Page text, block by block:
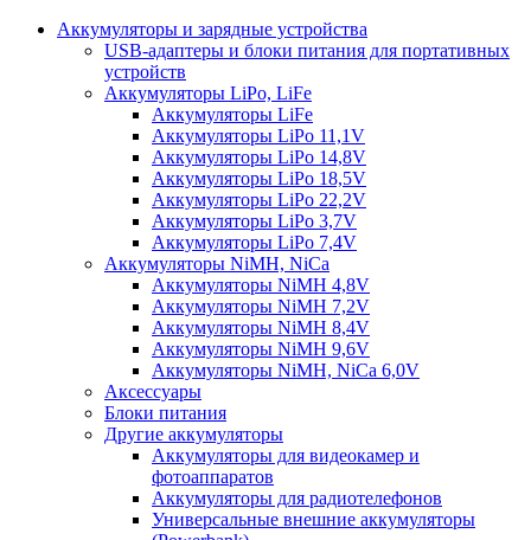
Аккумуляторы и зарядные устройства
USB-адаптеры и блоки питания для портативных
устройств
Аккумуляторы LiPo, LiFe
Аккумуляторы LiFe
Аккумуляторы LiPo 11,1V
Аккумуляторы LiPo 14,8V
Аккумуляторы LiPo 18,5V
Аккумуляторы LiPo 22,2V
Аккумуляторы LiPo 3,7V
Аккумуляторы LiPo 7,4V
Аккумуляторы NiMH, NiCa
Аккумуляторы NiMH 4,8V
Аккумуляторы NiMH 7,2V
Аккумуляторы NiMH 8,4V
Аккумуляторы NiMH 9,6V
Аккумуляторы NiMH, NiCa 6,0V
Аксессуары
Блоки питания
Другие аккумуляторы
Аккумуляторы для видеокамер и
фотоаппаратов
Аккумуляторы для радиотелефонов
Универсальные внешние аккумуляторы